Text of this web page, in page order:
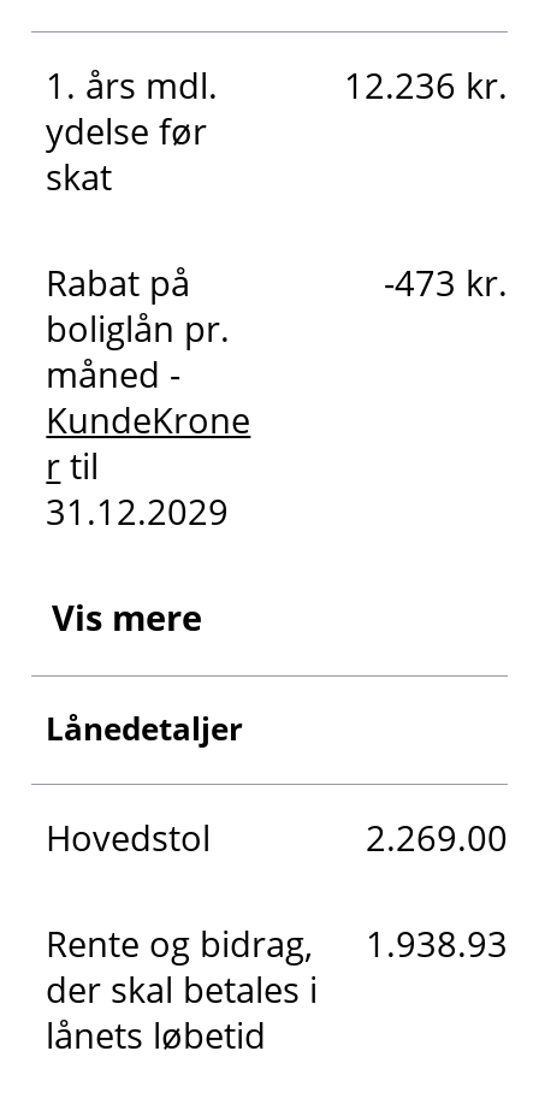
1. års mdl.
ydelse før
skat
12.236 kr.
Rabat på
boliglån pr.
måned -
KundeKrone
r til
31.12.2029
-473 kr.
Vis mere
Lånedetaljer
Hovedstol 2.269.000
Rente og bidrag,
der skal betales i
lånets løbetid
1.938.934